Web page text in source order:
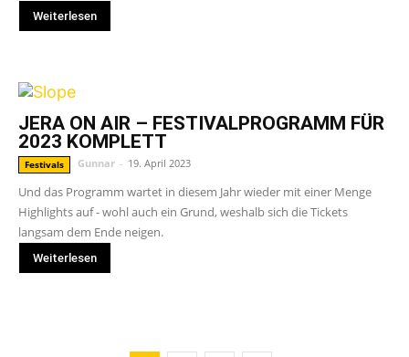
Weiterlesen
JERA ON AIR – FESTIVALPROGRAMM FÜR
2023 KOMPLETT
Festivals Gunnar - 19. April 2023
Und das Programm wartet in diesem Jahr wieder mit einer Menge
Highlights auf - wohl auch ein Grund, weshalb sich die Tickets
langsam dem Ende neigen.
Weiterlesen